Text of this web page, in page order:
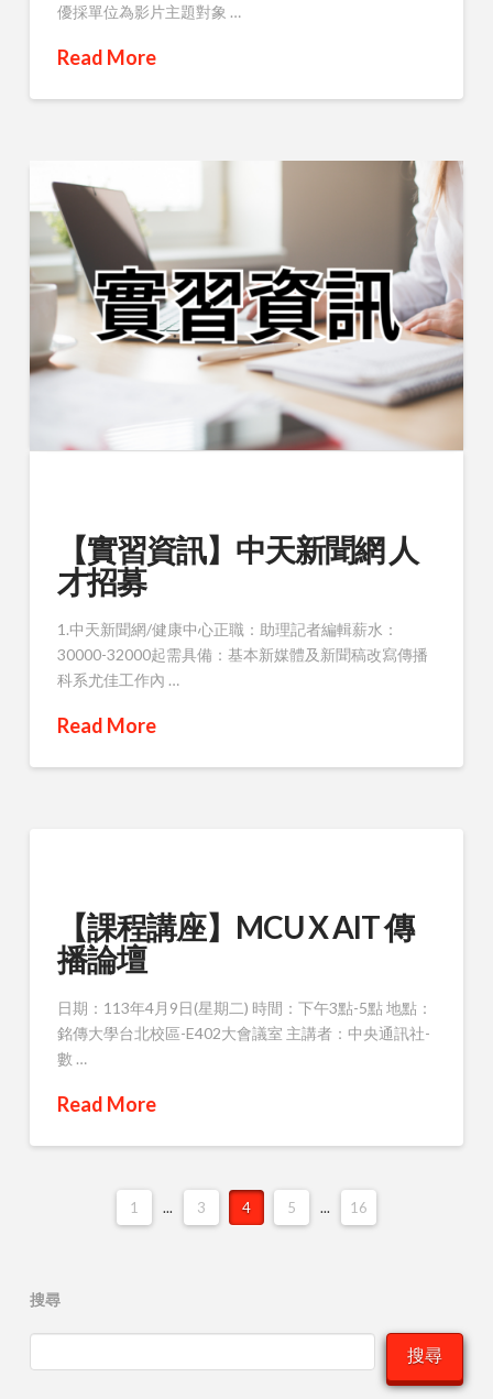
優採單位為影片主題對象 …
Read More
【實習資訊】中天新聞網 人
才招募
1.中天新聞網/健康中心正職：助理記者編輯薪水：
30000-32000起需具備：基本新媒體及新聞稿改寫傳播
科系尤佳工作內 …
Read More
【課程講座】MCU X AIT 傳
播論壇
日期：113年4月9日(星期二) 時間：下午3點-5點 地點：
銘傳大學台北校區-E402大會議室 主講者：中央通訊社-
數 …
Read More
1 ... 3 4 5 ... 16
搜尋
搜尋